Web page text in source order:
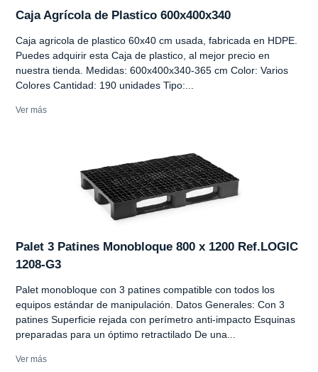
Caja Agrícola de Plastico 600x400x340
Caja agricola de plastico 60x40 cm usada, fabricada en HDPE.
Puedes adquirir esta Caja de plastico, al mejor precio en
nuestra tienda. Medidas: 600x400x340-365 cm Color: Varios
Colores Cantidad: 190 unidades Tipo:...
Ver más
Palet 3 Patines Monobloque 800 x 1200 Ref.LOGIC
1208-G3
Palet monobloque con 3 patines compatible con todos los
equipos estándar de manipulación. Datos Generales: Con 3
patines Superficie rejada con perímetro anti-impacto Esquinas
preparadas para un óptimo retractilado De una...
Ver más